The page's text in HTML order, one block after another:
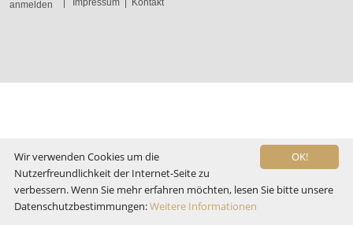
anmelden Impressum Kontakt
OK!
Wir verwenden Cookies um die
Nutzerfreundlichkeit der Internet-Seite zu
verbessern. Wenn Sie mehr erfahren möchten, lesen Sie bitte unsere
Datenschutzbestimmungen:Weitere Informationen